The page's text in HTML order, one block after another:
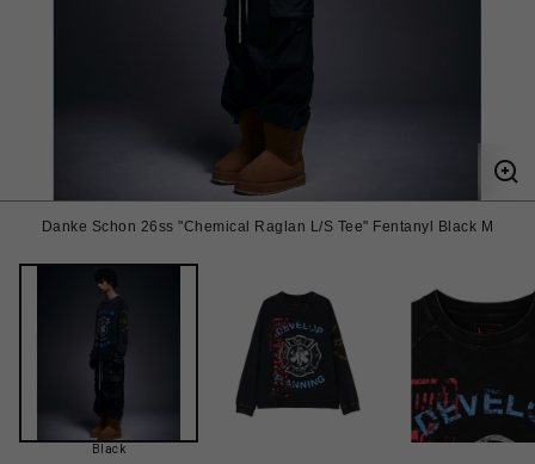
Danke Schon 26ss "Chemical Raglan L/S Tee" Fentanyl Black M
Black